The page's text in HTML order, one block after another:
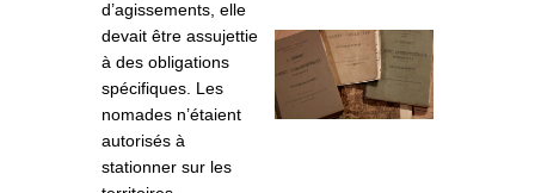
d’agissements, elle
devait être assujettie
à des obligations
spécifiques. Les
nomades n’étaient
autorisés à
stationner sur les